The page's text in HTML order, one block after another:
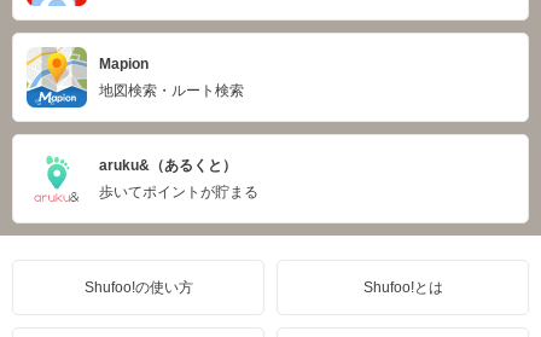
Mapion
地図検索・ルート検索
aruku&（あるくと）
歩いてポイントが貯まる
Shufoo!の使い方 Shufoo!とは